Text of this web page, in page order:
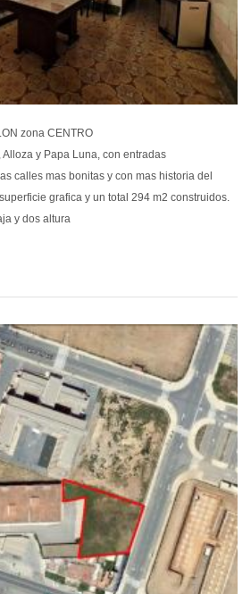
zona CENTRO
y Papa Luna, con entradas
calles mas bonitas y con mas historia del
grafica y un total 294 m2 construidos.
y dos altura
EN